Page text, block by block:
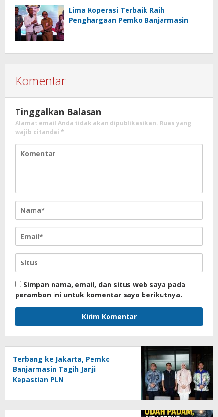
Lima Koperasi Terbaik Raih
Penghargaan Pemko Banjarmasin
Komentar
Tinggalkan Balasan
Alamat email Anda tidak akan dipublikasikan. Ruas yang
wajib ditandai *
Simpan nama, email, dan situs web saya pada
peramban ini untuk komentar saya berikutnya.
Terbang ke Jakarta, Pemko
Banjarmasin Tagih Janji
Kepastian PLN